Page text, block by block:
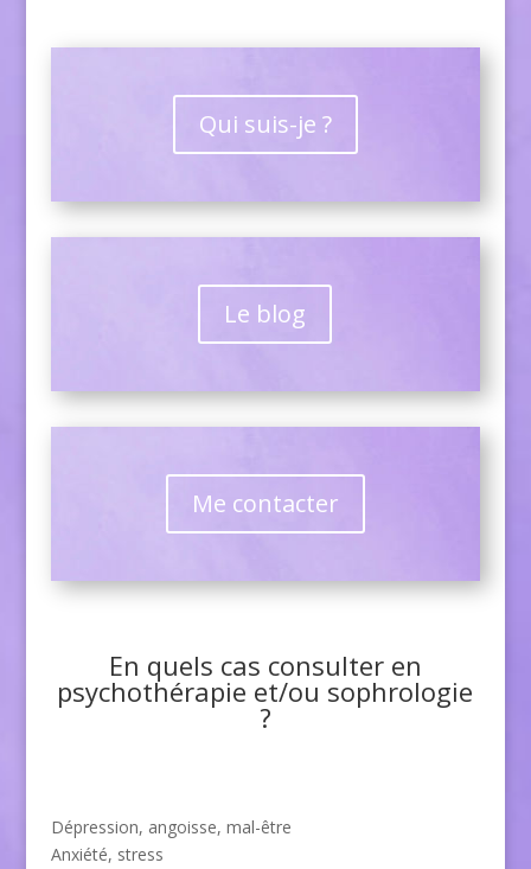
Qui suis-je ?
Le blog
Me contacter
En quels cas consulter en
psychothérapie et/ou sophrologie
?
Dépression, angoisse, mal-être
Anxiété, stress